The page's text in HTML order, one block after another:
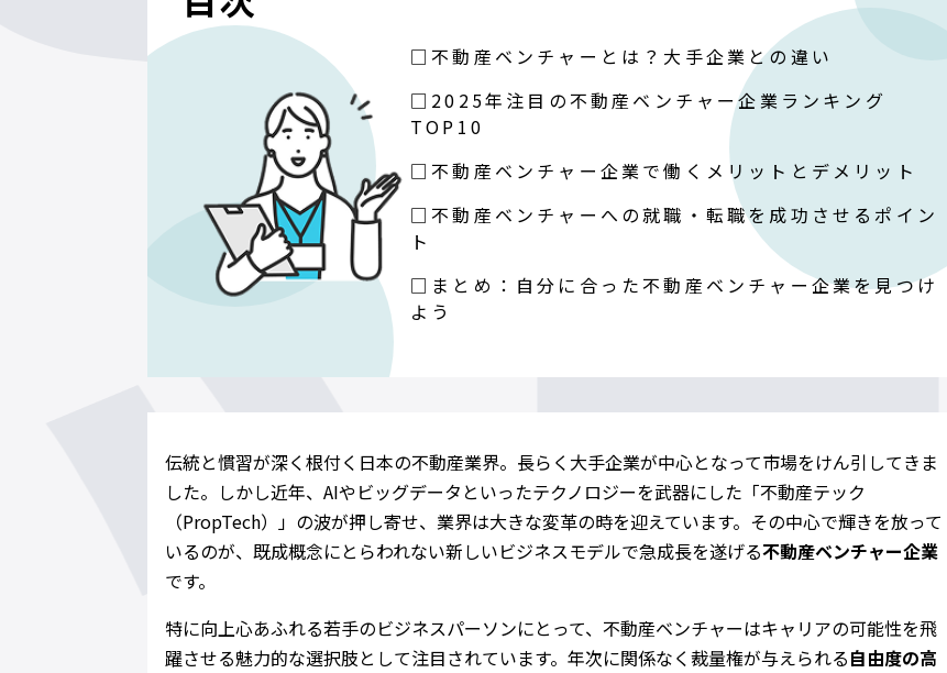
□不動産ベンチャーとは？大手企業との違い
□2025年注目の不動産ベンチャー企業ランキング
TOP10
□不動産ベンチャー企業で働くメリットとデメリット
□不動産ベンチャーへの就職・転職を成功させるポイン
ト
□まとめ：自分に合った不動産ベンチャー企業を見つけ
よう
伝統と慣習が深く根付く日本の不動産業界。長らく大手企業が中心となって市場をけん引してきま
した。しかし近年、AIやビッグデータといったテクノロジーを武器にした「不動産テック
（PropTech）」の波が押し寄せ、業界は大きな変革の時を迎えています。その中心で輝きを放って
いるのが、既成概念にとらわれない新しいビジネスモデルで急成長を遂げる不動産ベンチャー企業
です。
特に向上心あふれる若手のビジネスパーソンにとって、不動産ベンチャーはキャリアの可能性を飛
躍させる魅力的な選択肢として注目されています。年次に関係なく裁量権が与えられる自由度の高